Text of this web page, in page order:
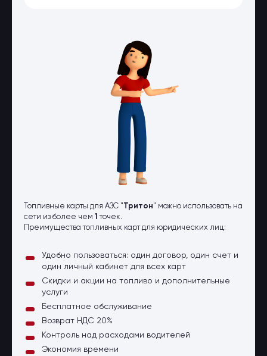
Топливные карты для АЗС " Тритон" можно использовать на
сети из более чем 1 точек.
Преимущества топливных карт для юридических лиц:
Удобно пользоваться: один договор, один счет и
один личный кабинет для всех карт
Скидки и акции на топливо и дополнительные
услуги
Бесплатное обслуживание
Возврат НДС 20%
Контроль над расходами водителей
Экономия времени
Страхование физических лиц
Страхование юридических лиц
Страховые компании
Электронные перевозочные